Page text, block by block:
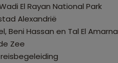
El Rayan National Park
Alexandrië
Beni Hassan en Tal El Amarna
Zee